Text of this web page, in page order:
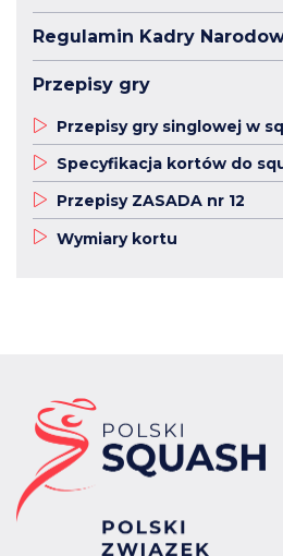
Regulamin Kadry
Przepisy gry
Przepisy gry singlowej w
Specyfikacja kortów do
Przepisy ZASADA nr 12
Wymiary kortu